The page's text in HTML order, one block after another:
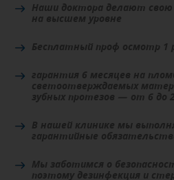
Наши доктора делают свою
на высшем уровне
Бесплатный проф осмотр 1
гарантия 6 месяцев на
светоотверждаемых
зубных протезов — от 6 до
В нашей клинике мы
гарантийные
Мы заботимся о
поэтому дезинфекция и